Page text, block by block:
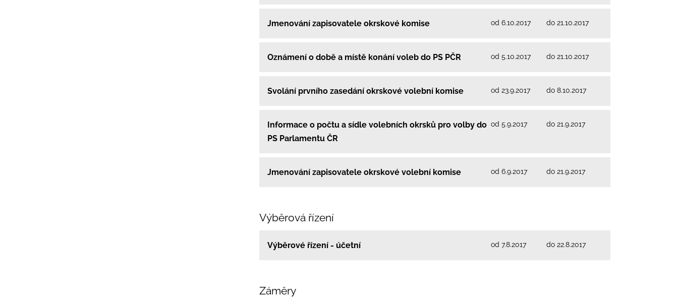
Jmenování zapisovatele okrskové komise od 6.10.2017 do 21.10.2017
Oznámení o době a místě konání voleb do PS PČR od 5.10.2017 do 21.10.2017
Svolání prvního zasedání okrskové volební komise od 23.9.2017 do 8.10.2017
Informace o počtu a sídle volebních okrsků pro volby do
PS Parlamentu ČR
od 5.9.2017 do 21.9.2017
Jmenování zapisovatele okrskové volební komise od 6.9.2017 do 21.9.2017
Výběrová řízení
Výběrové řízení - účetní od 7.8.2017 do 22.8.2017
Záměry